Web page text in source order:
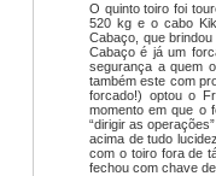
O quinto toiro foi
520 kg e o cabo
Cabaço, que
Cabaço é já um
segurança a quem
também este com
forcado!) optou o
momento em que o
“dirigir as
acima de tudo
com o toiro fora de
fechou com chave